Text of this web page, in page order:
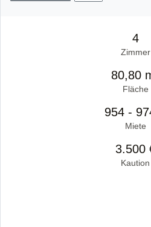
4
Zimmer
80,80
Fläche
954 -
Miete
3.500
Kaution